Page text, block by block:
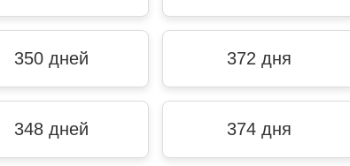
350 дней 372 дня
348 дней 374 дня